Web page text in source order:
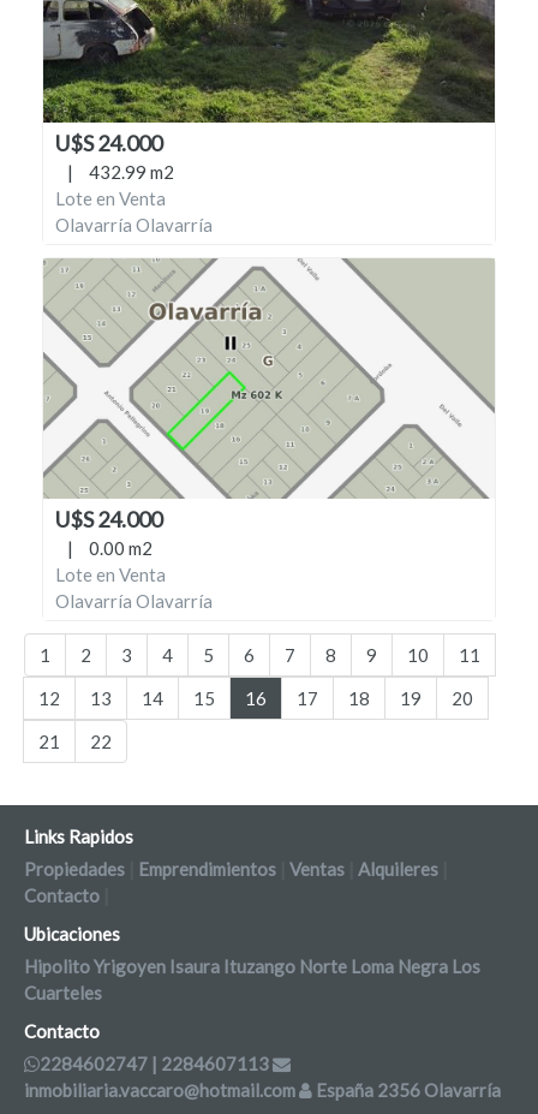
U$S 24.000
|
432.99 m2
Lote en Venta
Olavarría Olavarría
U$S 24.000
|
0.00 m2
Lote en Venta
Olavarría Olavarría
1 2 3 4 5 6 7 8 9 10
11
12
13 14 15 16 17 18 19
20
21
22
Links Rapidos
Propiedades
Emprendimientos Ventas Alquileres
Contacto
Ubicaciones
Hipolito Yrigoyen Isaura Ituzango Norte Loma Negra Los
Cuarteles
Contacto
2284602747 | 2284607113
inmobiliaria.vaccaro@hotmail.com
España 2356 Olavarría